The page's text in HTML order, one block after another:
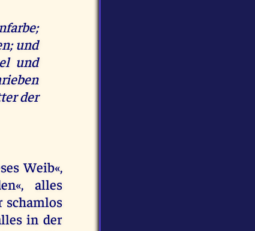
und
und
der
Weib«,
alles
schamlos
in der